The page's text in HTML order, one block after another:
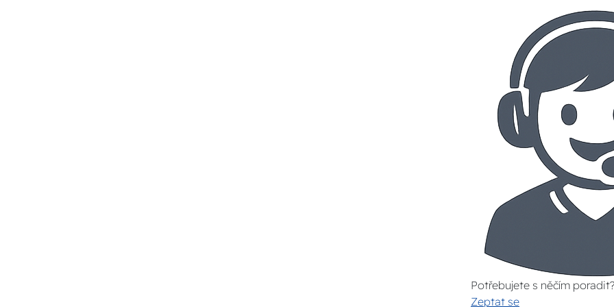
Potřebujete s něčím poradit?
Zeptat se